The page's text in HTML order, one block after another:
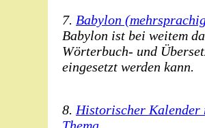
7. Babylon
Babylon ist bei weitem
Wörterbuch- und
eingesetzt werden kann.
8. Historischer Kalender